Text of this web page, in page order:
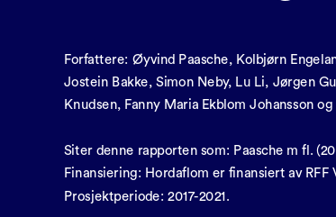
Forfattere: Øyvind Paasche, Kolbjørn
Jostein Bakke, Simon Neby, Lu Li, Jørgen
Knudsen, Fanny Maria Ekblom Johansson
Siter denne rapporten som: Paasche m fl.
Finansiering: Hordaflom er finansiert av RFF
Prosjektperiode: 2017-2021.